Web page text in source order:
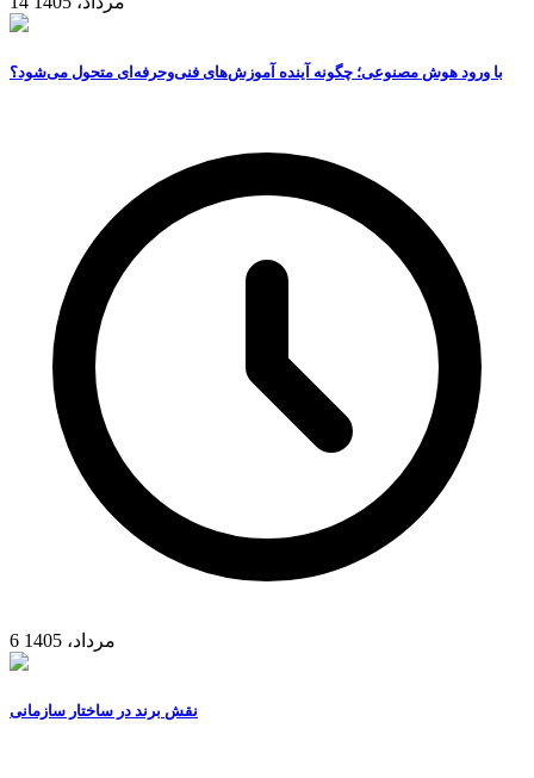
با ورود هوش مصنوعی؛ چگونه آینده آموزش‌های فنی‌وحرفه‌ای متحول می‌شود؟
6 مرداد، 1405
نقش برند در ساختار سازمانی